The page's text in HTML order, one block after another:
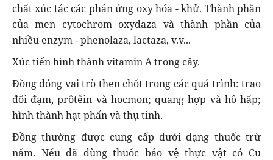
chất xúc tác các phản ứng oxy hóa - khử. Thành phần
của men cytochrom oxydaza và thành phần của
nhiều enzym - phenolaza, lactaza, v.v...
Xúc tiến hình thành vitamin A trong cây.
Đồng đóng vai trò then chốt trong các quá trình: trao
đổi đạm, prôtêin và hocmon; quang hợp và hô hấp;
hình thành hạt phấn và thụ tinh.
Đồng thường được cung cấp dưới dạng thuốc trừ
nấm. Nếu đã dùng thuốc bảo vệ thực vật có Cu